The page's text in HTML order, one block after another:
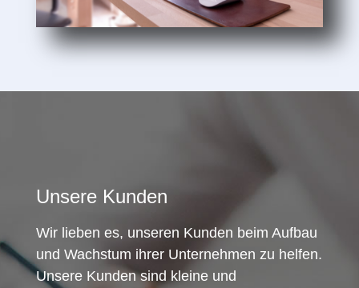
Unsere Kunden
Wir lieben es, unseren Kunden beim Aufbau
und Wachstum ihrer Unternehmen zu helfen.
Unsere Kunden sind kleine und